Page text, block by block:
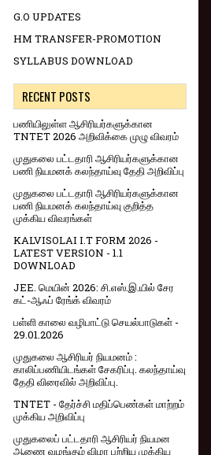
G.O UPDATES
HM TRANSFER-PROMOTION
SYLLABUS DOWNLOAD
RECENT POSTS
பணியிலுள்ள ஆசிரியர்களுக்கான
TNTET 2026 அறிவிக்கை முழு விவரம்
முதுகலை பட்டதாரி ஆசிரியர்களுக்கான
பணி நியமனக் கலந்தாய்வு தேதி அறிவிப்பு
முதுகலை பட்டதாரி ஆசிரியர்களுக்கான
பணி நியமனக் கலந்தாய்வு குறித்த
முக்கிய விவரங்கள்
KALVISOLAI I.T FORM 2026 -
LATEST VERSION - 1.1
DOWNLOAD
JEE. மெயின் 2026: சி.எஸ்.இ.யில் சேர
கட்-ஆஃப் ரேங்க் விவரம்
பள்ளி காலை வழிபாட்டு செயல்பாடுகள் -
29.01.2026
முதுகலை ஆசிரியர் நியமனம் :
காலிப்பணியிடங்கள் சேகரிப்பு. கலந்தாய்வு
தேதி விரைவில் அறிவிப்பு.
TNTET - தேர்ச்சி மதிப்பெண்கள் மாற்றம்
முக்கிய அறிவிப்பு
முதுகலைப் பட்டதாரி ஆசிரியர் நியமன
ஆணை வழங்கும் விழா பற்றிய முக்கிய